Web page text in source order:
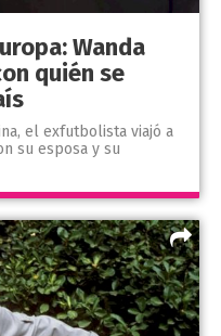
Wanda
quién se
el exfutbolista viajó a
su esposa y su